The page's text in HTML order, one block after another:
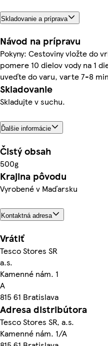
Skladovanie a príprava
Návod na prípravu
Pokyny: Cestoviny vložte do
pomere 10 dielov vody na 1
uveďte do varu, varte 7-8
Skladovanie
Skladujte v suchu.
Ďalšie informácie
Čistý obsah
500g
Krajina pôvodu
Vyrobené v Maďarsku
Kontaktná adresa
Vrátiť
Tesco Stores SR
a.s.
Kamenné nám. 1
A
815 61 Bratislava
Adresa distribútora
Tesco Stores SR, a.s.
Kamenné nám. 1/A